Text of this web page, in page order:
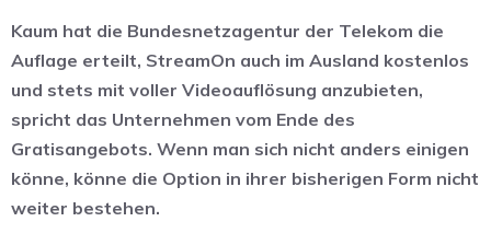
Kaum hat die Bundesnetzagentur der Telekom die
Auflage erteilt, StreamOn auch im Ausland kostenlos
und stets mit voller Videoauflösung anzubieten,
spricht das Unternehmen vom Ende des
Gratisangebots. Wenn man sich nicht anders einigen
könne, könne die Option in ihrer bisherigen Form nicht
weiter bestehen.